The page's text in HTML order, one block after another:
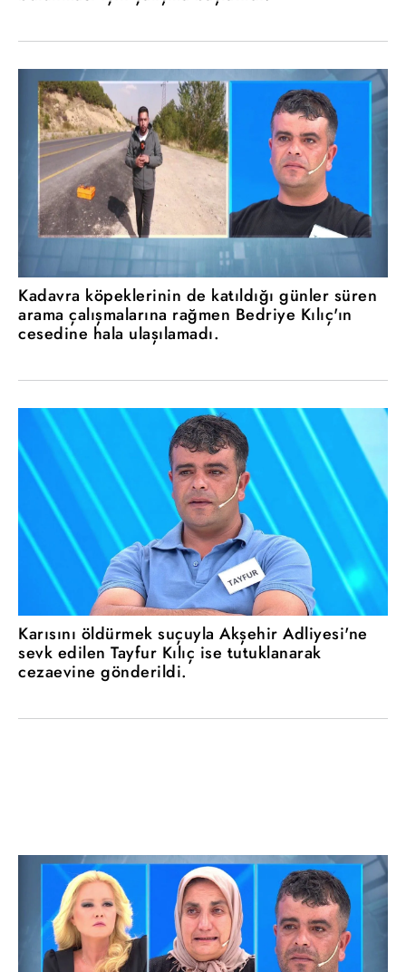
Kadavra köpeklerinin de katıldığı günler süren
arama çalışmalarına rağmen Bedriye Kılıç'ın
cesedine hala ulaşılamadı.
Karısını öldürmek suçuyla Akşehir Adliyesi'ne
sevk edilen Tayfur Kılıç ise tutuklanarak
cezaevine gönderildi.